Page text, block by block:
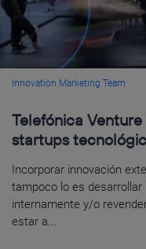
Innovation Marketing Team
Telefónica
startups
Incorporar innovación
tampoco lo es
internamente y/o
estar a...